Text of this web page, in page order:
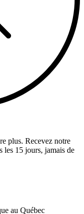
plus. Recevez notre
les 15 jours, jamais de